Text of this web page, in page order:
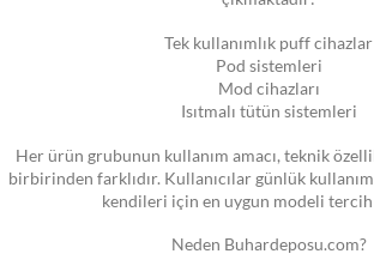
Tek kullanımlık puff cihazlar
Pod sistemleri
Mod cihazları
Isıtmalı tütün sistemleri
Her ürün grubunun kullanım amacı, teknik
birbirinden farklıdır. Kullanıcılar günlük
kendileri için en uygun modeli
Neden Buhardeposu.com?